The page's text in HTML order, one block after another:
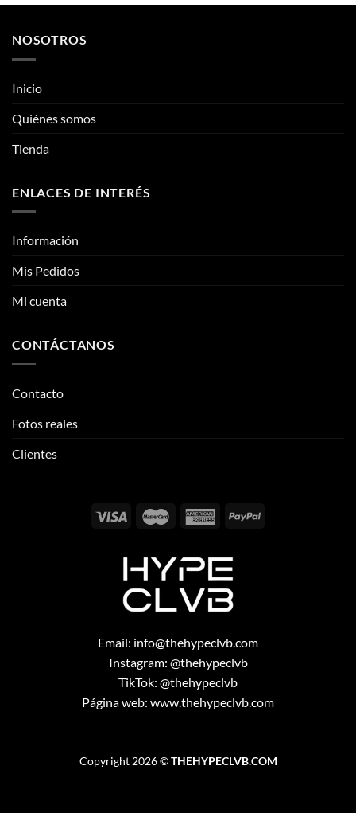
múltiples
en
producto
NOSOTROS
Inicio
Quiénes somos
Tienda
ENLACES DE INTERÉS
Información
Mis Pedidos
Mi cuenta
CONTÁCTANOS
Contacto
Fotos reales
Clientes
Email: info@thehypeclvb.com
Instagram: @thehypeclvb
TikTok: @thehypeclvb
Página web: www.thehypeclvb.com
Copyright 2026 ©THEHYPECLVB.COM